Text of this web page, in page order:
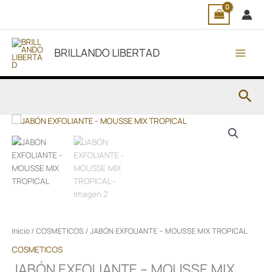
contenido
BRILLANDO LIBERTAD
Inicio / COSMETICOS / JABÓN EXFOLIANTE – MOUSSE MIX TROPICAL
COSMETICOS